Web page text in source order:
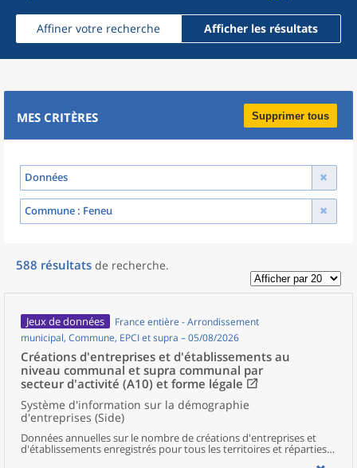
Affiner votre recherche Afficher les résultats
MES CRITÈRES Supprimer tous
Données
Commune : Feneu
588 résultats de recherche.
Jeux de données
France entière - Arrondissement
municipal, Commune, EPCI et supra – 05/08/2026
Créations d'entreprises et d'établissements au
niveau communal et supra communal par
secteur d'activité (A10) et forme légale
Système d'information sur la démographie
d'entreprises (Side)
Données annuelles sur le nombre de créations d'entreprises et
d'établissements enregistrés pour tous les territoires et réparties
selon le secteur d’activité et la forme légale.